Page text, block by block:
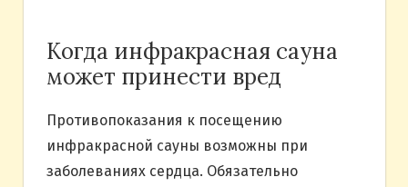
Когда инфракрасная сауна
может принести вред
Противопоказания к посещению
инфракрасной сауны возможны при
заболеваниях сердца. Обязательно